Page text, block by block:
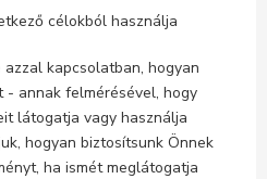
célokból használja
kapcsolatban, hogyan
annak felmérésével, hogy
látogatja vagy használja
hogyan biztosítsunk Önnek
ha ismét meglátogatja